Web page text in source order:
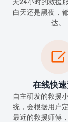
天24小时的救援
白天还是黑夜，
达。

在线快
自主研发的救援
统，会根据用户
最近的救援师傅